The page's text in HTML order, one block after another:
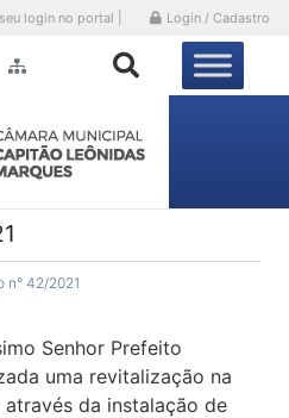
login no portal | Login / Cadastro
n° 42/2021
Senhor Prefeito
uma revitalização na
através da instalação de